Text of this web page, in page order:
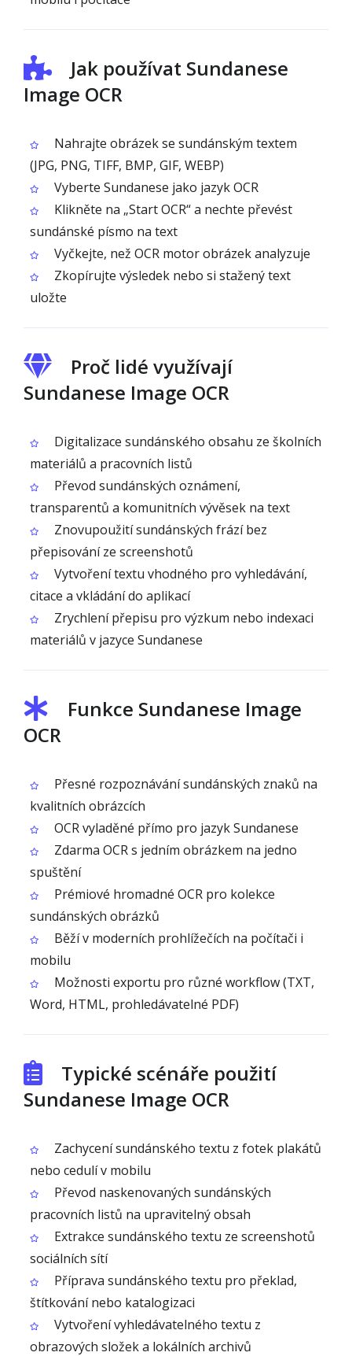
Jak používat Sundanese
Image OCR
Nahrajte obrázek se sundánským textem
(JPG, PNG, TIFF, BMP, GIF, WEBP)
Vyberte Sundanese jako jazyk OCR
Klikněte na „Start OCR“ a nechte převést
sundánské písmo na text
Vyčkejte, než OCR motor obrázek analyzuje
Zkopírujte výsledek nebo si stažený text
uložte
Proč lidé využívají
Sundanese Image OCR
Digitalizace sundánského obsahu ze školních
materiálů a pracovních listů
Převod sundánských oznámení,
transparentů a komunitních vývěsek na text
Znovupoužití sundánských frází bez
přepisování ze screenshotů
Vytvoření textu vhodného pro vyhledávání,
citace a vkládání do aplikací
Zrychlení přepisu pro výzkum nebo indexaci
materiálů v jazyce Sundanese
Funkce Sundanese Image
OCR
Přesné rozpoznávání sundánských znaků na
kvalitních obrázcích
OCR vyladěné přímo pro jazyk Sundanese
Zdarma OCR s jedním obrázkem na jedno
spuštění
Prémiové hromadné OCR pro kolekce
sundánských obrázků
Běží v moderních prohlížečích na počítači i
mobilu
Možnosti exportu pro různé workflow (TXT,
Word, HTML, prohledávatelné PDF)
Typické scénáře použití
Sundanese Image OCR
Zachycení sundánského textu z fotek plakátů
nebo cedulí v mobilu
Převod naskenovaných sundánských
pracovních listů na upravitelný obsah
Extrakce sundánského textu ze screenshotů
sociálních sítí
Příprava sundánského textu pro překlad,
štítkování nebo katalogizaci
Vytvoření vyhledávatelného textu z
obrazových složek a lokálních archivů